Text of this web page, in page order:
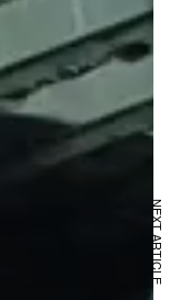
NEXT ARTICLE